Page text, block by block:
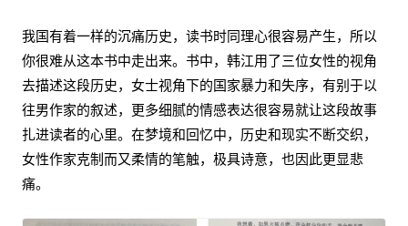
我国有着一样的沉痛历史，读书时同理心很容易产生，所以
你很难从这本书中走出来。书中，韩江用了三位女性的视角
去描述这段历史，女士视角下的国家暴力和失序，有别于以
往男作家的叙述，更多细腻的情感表达很容易就让这段故事
扎进读者的心里。在梦境和回忆中，历史和现实不断交织，
女性作家克制而又柔情的笔触，极具诗意，也因此更显悲
痛。